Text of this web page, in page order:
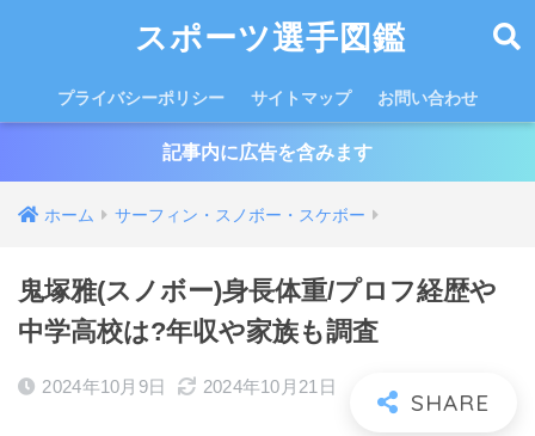
スポーツ選手図鑑
プライバシーポリシー サイトマップ お問い合わせ
記事内に広告を含みます
ホーム サーフィン・スノボー・スケボー
鬼塚雅(スノボー)身長体重/プロフ経歴や
中学高校は?年収や家族も調査
2024年10月9日 2024年10月21日